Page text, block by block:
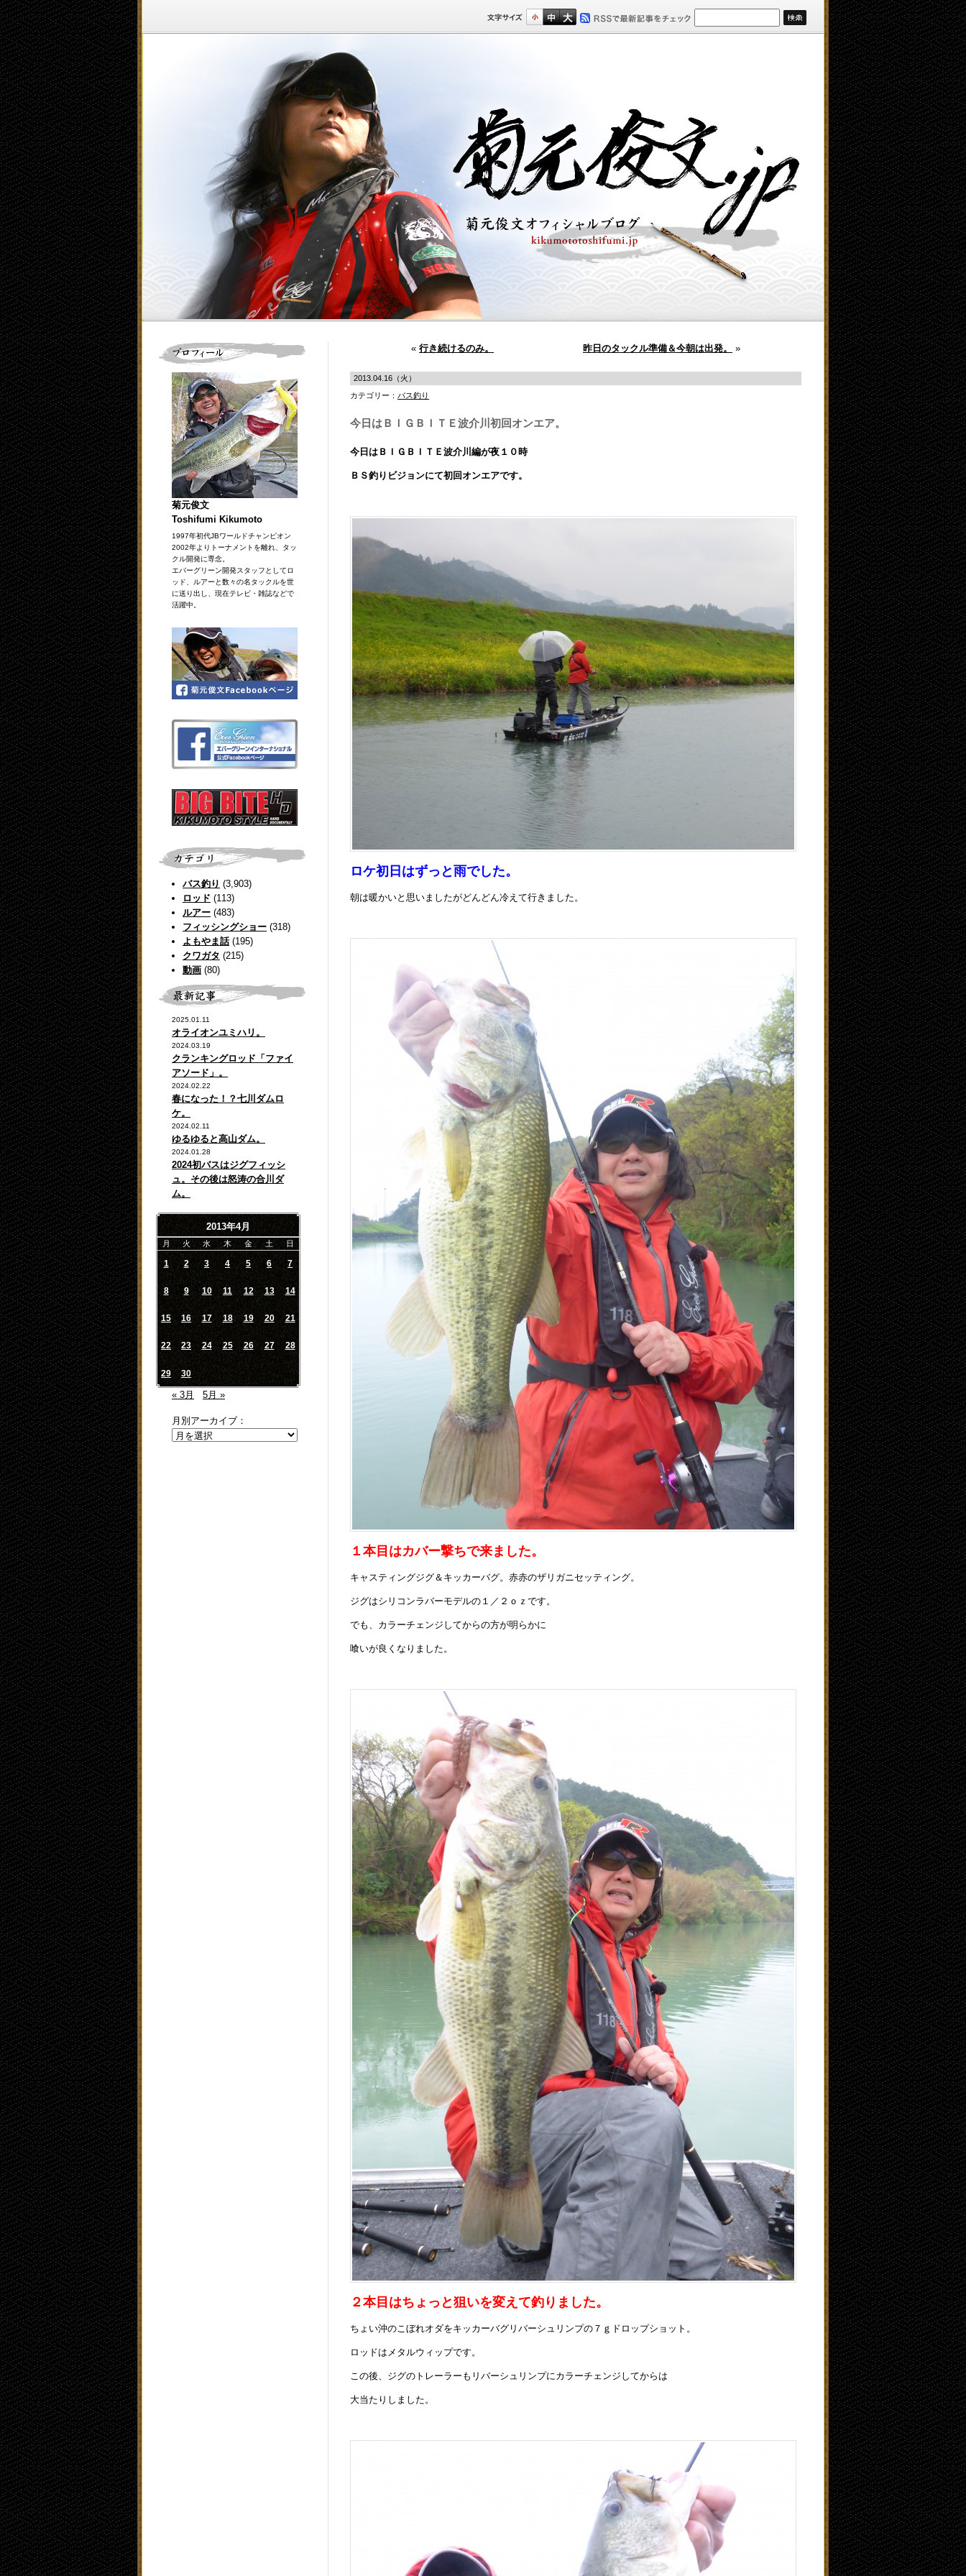
菊元俊文
Toshifumi Kikumoto
1997年初代JBワールドチャンピオン
2002年よりトーナメントを離れ、タッ
クル開発に専念。
エバーグリーン開発スタッフとしてロ
ッド、ルアーと数々の名タックルを世
に送り出し、現在テレビ・雑誌などで
活躍中。
バス釣り (3,903)
ロッド (113)
ルアー (483)
フィッシングショー (318)
よもやま話(195)
クワガタ (215)
動画 (80)
2025.01.11
オライオンユミハリ。
2024.03.19
クランキングロッド「ファイ
アソード」。
2024.02.22
春になった！？七川ダムロ
ケ。
2024.02.11
ゆるゆると高山ダム。
2024.01.28
2024初バスはジグフィッシ
ュ。その後は怒涛の合川ダ
ム。
2013年4月
月 火 水 木 金 土 日
1 2 3 4 5 6 7
8 9 10 11 12 13 14
15 16 17 18 19 20 21
22 23 24 25 26 27 28
29 30
« 3月 5月 »
月別アーカイブ：
« 行き続けるのみ。 昨日のタックル準備＆今朝は出発。 »
2013.04.16（火）
カテゴリー： バス釣り
今日はＢＩＧＢＩＴＥ波介川初回オンエア。
今日はＢＩＧＢＩＴＥ波介川編が夜１０時
ＢＳ釣りビジョンにて初回オンエアです。
ロケ初日はずっと雨でした。
朝は暖かいと思いましたがどんどん冷えて行きました。
１本目はカバー撃ちで来ました。
キャスティングジグ＆キッカーバグ。赤赤のザリガニセッティング。
ジグはシリコンラバーモデルの１／２ｏｚです。
でも、カラーチェンジしてからの方が明らかに
喰いが良くなりました。
２本目はちょっと狙いを変えて釣りました。
ちょい沖のこぼれオダをキッカーバグリバーシュリンプの７ｇドロップショット。
ロッドはメタルウィップです。
この後、ジグのトレーラーもリバーシュリンプにカラーチェンジしてからは
大当たりしました。